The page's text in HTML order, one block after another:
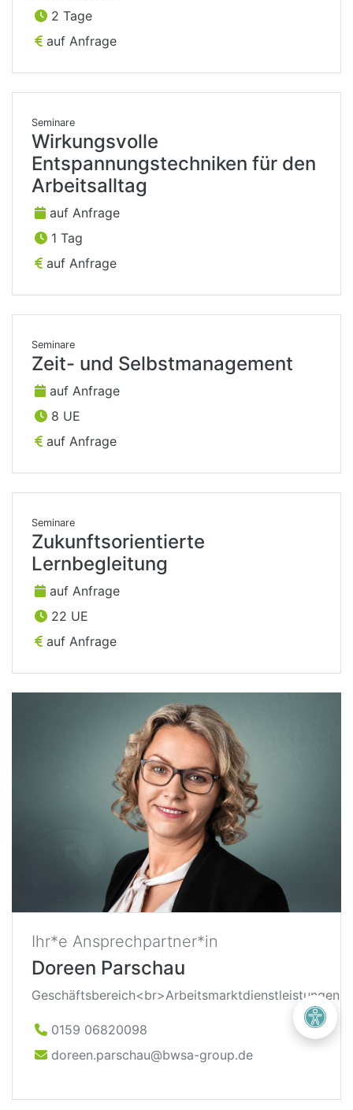
2 Tage
auf Anfrage
Seminare
Wirkungsvolle
Entspannungstechniken für den
Arbeitsalltag
auf Anfrage
1 Tag
auf Anfrage
Seminare
Zeit- und Selbstmanagement
auf Anfrage
8 UE
auf Anfrage
Seminare
Zukunftsorientierte
Lernbegleitung
auf Anfrage
22 UE
auf Anfrage
Ihr*e Ansprechpartner*in
Doreen Parschau
Geschäftsbereich<br>Arbeitsmarktdienstleistungen
0159 06820098
doreen.parschau@bwsa-group.de